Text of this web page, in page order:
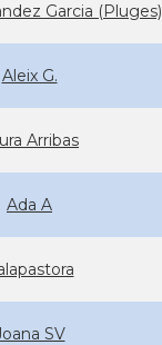
Garcia (Pluges)
Aleix G.
Arribas
Ada A
SV